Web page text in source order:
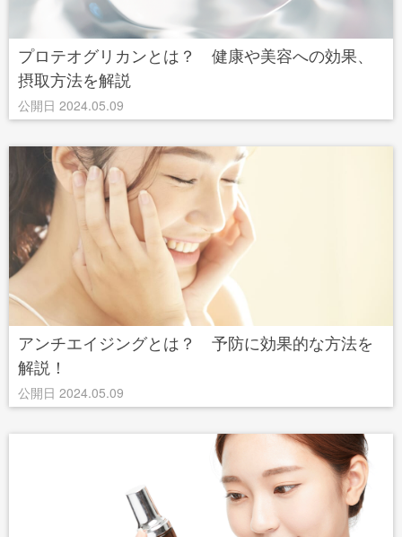
プロテオグリカンとは？ 健康や美容への効果、
摂取方法を解説
公開日 2024.05.09
アンチエイジングとは？ 予防に効果的な方法を
解説！
公開日 2024.05.09